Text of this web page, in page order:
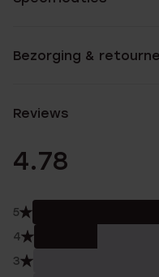
Bezorging &
Reviews
4.78
5
4
3